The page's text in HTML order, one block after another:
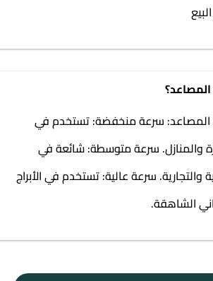
سرعة منخفضة: تستخدم في
والمنازل. سرعة متوسطة: شائعة في
والتجارية. سرعة عالية: تستخدم في الأبراج
الشاهقة.